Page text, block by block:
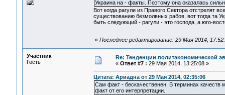
Украина на - факты. Поэтому она оказалась
Вот когда рагули из Правого Сектора отстрелят
существованию безмолвных рабов, вот тогда та
быть следующий - рагули - это господа, а юго-
« Последнее редактирование: 29 Мая 2014,
Участник
Гость
Re: Тенденции политэкономической
« Ответ #7 : 29 Мая 2014, 13:25:08 »
Цитата: Ариадна от 29 Мая 2014, 02:35:06
Сам факт - бескачественен. В терминах качеств
факт от его интерпретации.